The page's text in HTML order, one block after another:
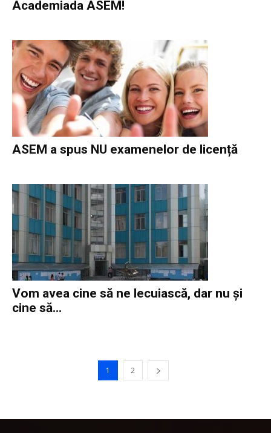
Academiada ASEM!
ASEM a spus NU examenelor de licență
Vom avea cine să ne lecuiască, dar nu și
cine să...
1 2